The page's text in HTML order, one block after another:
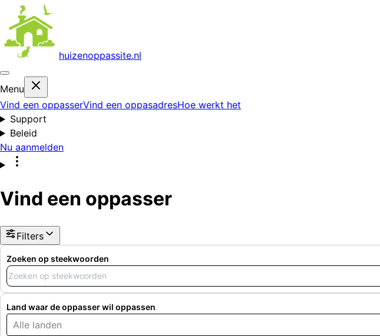
huizenoppassite.nl
Menu
Vind een oppasserVind een oppasadresHoe werkt het
Support
Beleid
Nu aanmelden
Vind een oppasser
Filters
Zoeken op steekwoorden
Land waar de oppasser wil oppassen
Alle landen